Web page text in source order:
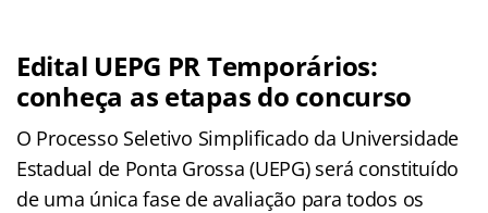
Edital UEPG PR Temporários:
conheça as etapas do concurso
O Processo Seletivo Simplificado da Universidade
Estadual de Ponta Grossa (UEPG) será constituído
de uma única fase de avaliação para todos os